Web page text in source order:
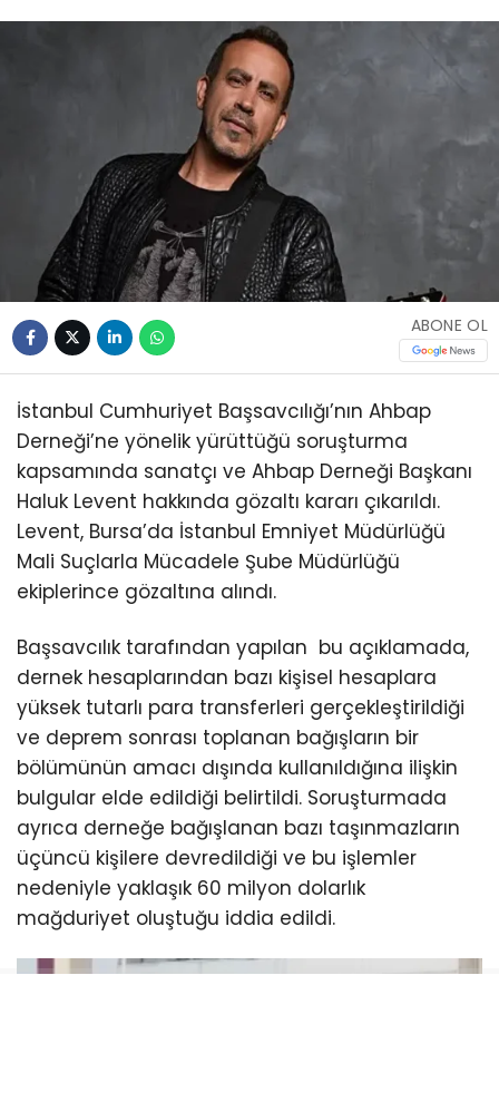
ABONE OL
İstanbul Cumhuriyet Başsavcılığı’nın Ahbap
Derneği’ne yönelik yürüttüğü soruşturma
kapsamında sanatçı ve Ahbap Derneği Başkanı
Haluk Levent hakkında gözaltı kararı çıkarıldı.
Levent, Bursa’da İstanbul Emniyet Müdürlüğü
Mali Suçlarla Mücadele Şube Müdürlüğü
ekiplerince gözaltına alındı.
Başsavcılık tarafından yapılan bu açıklamada,
dernek hesaplarından bazı kişisel hesaplara
yüksek tutarlı para transferleri gerçekleştirildiği
ve deprem sonrası toplanan bağışların bir
bölümünün amacı dışında kullanıldığına ilişkin
bulgular elde edildiği belirtildi. Soruşturmada
ayrıca derneğe bağışlanan bazı taşınmazların
üçüncü kişilere devredildiği ve bu işlemler
nedeniyle yaklaşık 60 milyon dolarlık
mağduriyet oluştuğu iddia edildi.